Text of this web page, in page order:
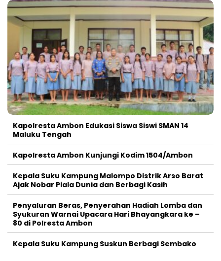
Kapolresta Ambon Edukasi Siswa Siswi SMAN 14
Maluku Tengah
Kapolresta Ambon Kunjungi Kodim 1504/Ambon
Kepala Suku Kampung Malompo Distrik Arso Barat
Ajak Nobar Piala Dunia dan Berbagi Kasih
Penyaluran Beras, Penyerahan Hadiah Lomba dan
Syukuran Warnai Upacara Hari Bhayangkara ke –
80 di Polresta Ambon
Kepala Suku Kampung Suskun Berbagi Sembako